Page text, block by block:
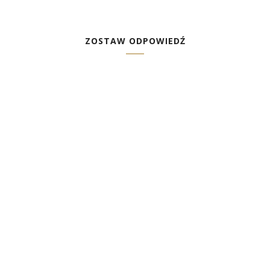
ZOSTAW ODPOWIEDŹ